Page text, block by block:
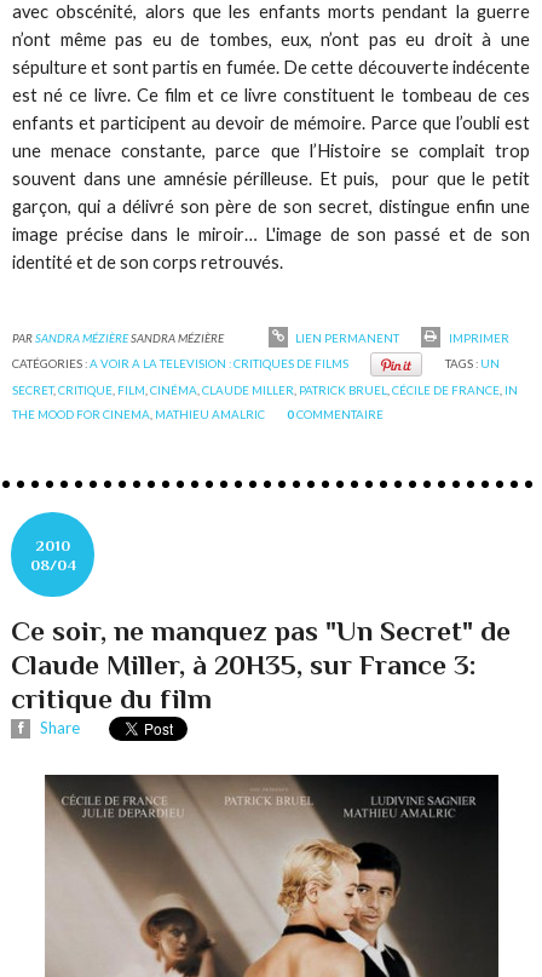
avec obscénité, alors que les enfants morts pendant la guerre
n’ont même pas eu de tombes, eux, n’ont pas eu droit à une
sépulture et sont partis en fumée. De cette découverte indécente
est né ce livre. Ce film et ce livre constituent le tombeau de ces
enfants et participent au devoir de mémoire. Parce que l’oubli est
une menace constante, parce que l’Histoire se complait trop
souvent dans une amnésie périlleuse. Et puis, pour que le petit
garçon, qui a délivré son père de son secret, distingue enfin une
image précise dans le miroir… L'image de son passé et de son
identité et de son corps retrouvés.
PARSANDRA MÉZIÈRESANDRA MÉZIÈRE LIEN PERMANENT
IMPRIMER
CATÉGORIES :A VOIR A LA TELEVISION : CRITIQUES DE FILMS TAGS : UN
SECRET,CRITIQUE, FILM,CINÉMA,CLAUDE MILLER, PATRICK BRUEL,CÉCILE DE FRANCE, IN
THE MOOD FOR CINEMA, MATHIEU AMALRIC 0COMMENTAIRE
2010
08/04
Ce soir, ne manquez pas "Un Secret" de
Claude Miller, à 20H35, sur France 3:
critique du film
Share